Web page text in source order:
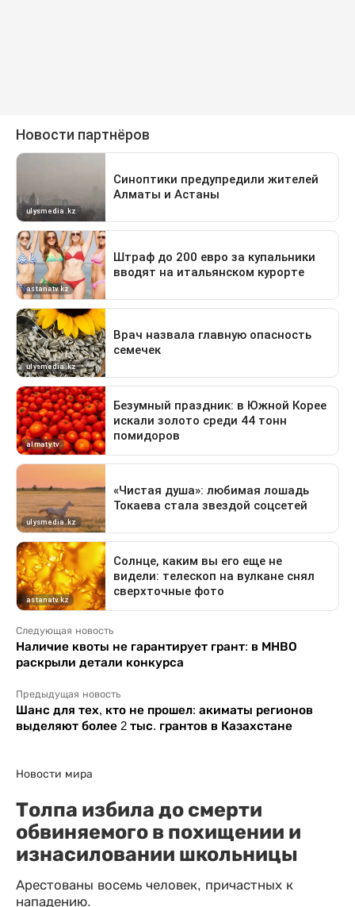
Следующая новость
Наличие квоты не гарантирует грант: в МНВО
раскрыли детали конкурса
Предыдущая новость
Шанс для тех, кто не прошел: акиматы регионов
выделяют более 2 тыс. грантов в Казахстане
Новости мира
Толпа избила до смерти
обвиняемого в похищении и
изнасиловании школьницы
Арестованы восемь человек, причастных к
нападению.